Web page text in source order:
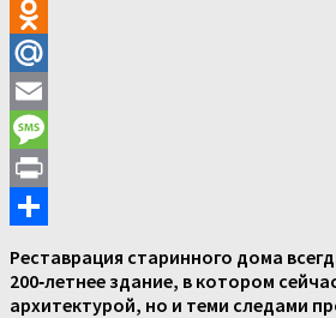
VK
Odnoklassniki
Mail.Ru
Email
Message
Print
Реставрация старинного дома
200‑летнее здание, в котором
архитектурой, но и теми следами